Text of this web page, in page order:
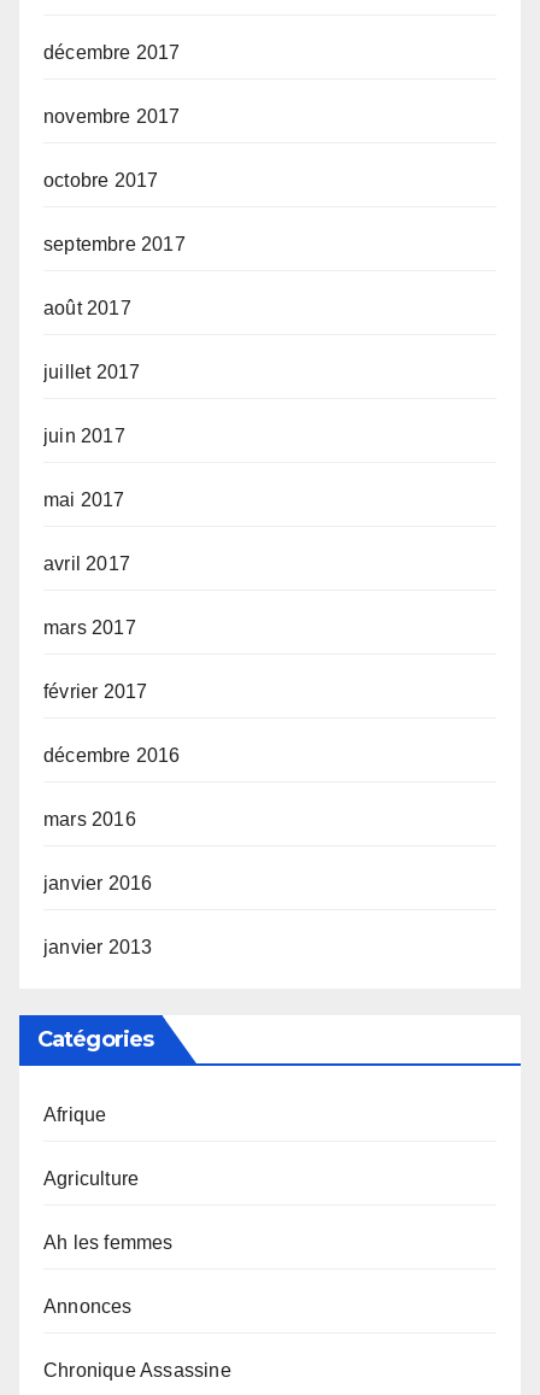
décembre 2017
novembre 2017
octobre 2017
septembre 2017
août 2017
juillet 2017
juin 2017
mai 2017
avril 2017
mars 2017
février 2017
décembre 2016
mars 2016
janvier 2016
janvier 2013
Catégories
Afrique
Agriculture
Ah les femmes
Annonces
Chronique Assassine